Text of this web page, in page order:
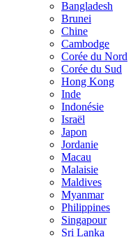
Bangladesh
Brunei
Chine
Cambodge
Corée du Nord
Corée du Sud
Hong Kong
Inde
Indonésie
Israël
Japon
Jordanie
Macau
Malaisie
Maldives
Myanmar
Philippines
Singapour
Sri Lanka